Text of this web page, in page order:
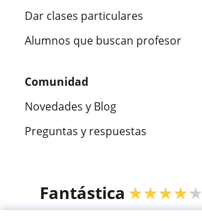
Dar clases particulares
Alumnos que buscan profesor
Comunidad
Novedades y Blog
Preguntas y respuestas
Fantástica ★★★★★